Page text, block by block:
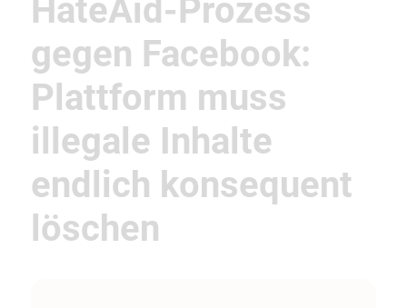
HateAid-Prozess
gegen Facebook:
Plattform muss
illegale Inhalte
endlich konsequent
löschen